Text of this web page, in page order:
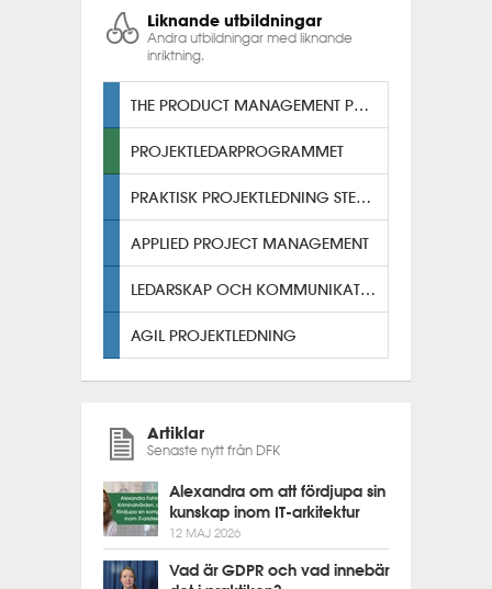
Liknande utbildningar
Andra utbildningar med liknande
inriktning.
THE PRODUCT MANAGEMENT PROGRAM
PROJEKTLEDARPROGRAMMET
PRAKTISK PROJEKTLEDNING STEG TVÅ
APPLIED PROJECT MANAGEMENT
LEDARSKAP OCH KOMMUNIKATION
AGIL PROJEKTLEDNING
Artiklar
Senaste nytt från DFK
Alexandra om att fördjupa sin
kunskap inom IT-arkitektur
12 MAJ 2026
Vad är GDPR och vad innebär